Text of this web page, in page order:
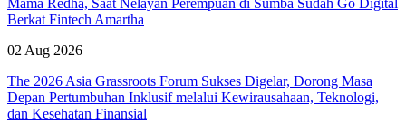
Berkat Fintech Amartha
02 Aug 2026
The 2026 Asia Grassroots Forum Sukses Digelar, Dorong Masa
Depan Pertumbuhan Inklusif melalui Kewirausahaan, Teknologi,
dan Kesehatan Finansial